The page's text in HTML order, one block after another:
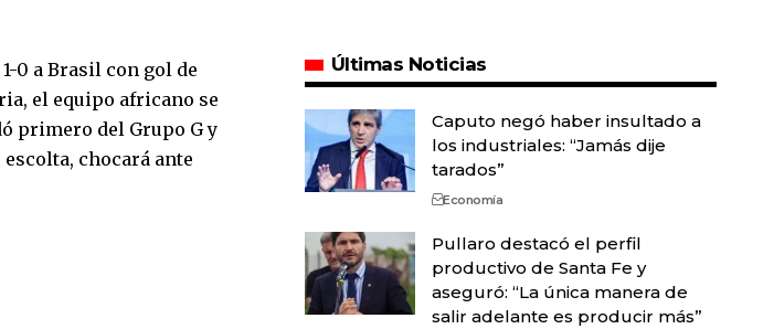
0 a Brasil con gol de
el equipo africano se
primero del Grupo G y
chocará ante
Últimas Noticias
Caputo negó haber insultado a
los industriales: “Jamás dije
tarados”
Economía
Pullaro destacó el perfil
productivo de Santa Fe y
aseguró: “La única manera de
salir adelante es producir más”